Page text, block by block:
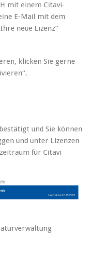
mit einem Citavi-
E-Mail mit dem
neue Lizenz“
klicken Sie gerne
und Sie können
und unter Lizenzen
für Citavi